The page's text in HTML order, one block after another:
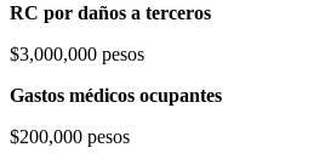
RC por daños a terceros
$3,000,000 pesos
Gastos médicos ocupantes
$200,000 pesos